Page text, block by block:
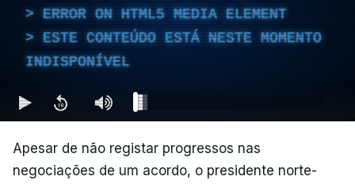
ERROR ON HTML5 MEDIA ELEMENT
ESTE CONTEÚDO ESTÁ NESTE MOMENTO
INDISPONÍVEL
Apesar de não registar progressos nas
negociações de um acordo, o presidente norte-